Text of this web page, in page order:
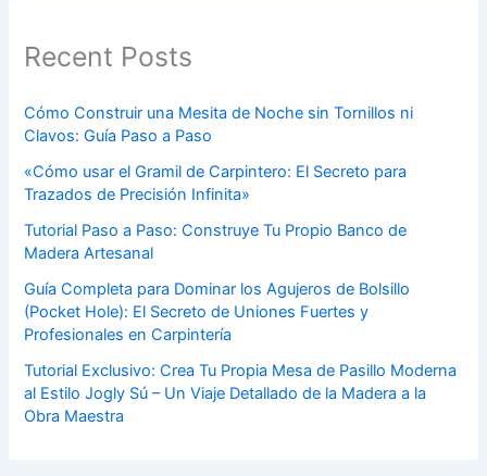
Recent Posts
Cómo Construir una Mesita de Noche sin Tornillos ni
Clavos: Guía Paso a Paso
«Cómo usar el Gramil de Carpintero: El Secreto para
Trazados de Precisión Infinita»
Tutorial Paso a Paso: Construye Tu Propio Banco de
Madera Artesanal
Guía Completa para Dominar los Agujeros de Bolsillo
(Pocket Hole): El Secreto de Uniones Fuertes y
Profesionales en Carpintería
Tutorial Exclusivo: Crea Tu Propia Mesa de Pasillo Moderna
al Estilo Jogly Sú – Un Viaje Detallado de la Madera a la
Obra Maestra